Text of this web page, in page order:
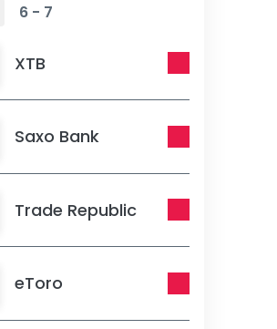
6 - 7
XTB
Saxo Bank
Trade Republic
eToro